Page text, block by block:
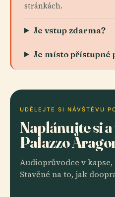
stránkách.
Je vstup zdarma?
Je místo přístupné
UDĚLEJTE SI NÁVŠTĚVU
Naplánujte si
Palazzo
Audioprůvodce v
Stavěné na to, jak